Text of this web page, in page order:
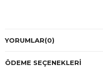
YORUMLAR(0)
ÖDEME SEÇENEKLERI